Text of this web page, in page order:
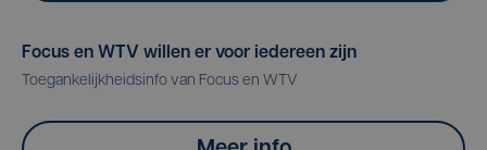
Focus en WTV willen er voor iedereen zijn
Toegankelijkheidsinfo van Focus en WTV